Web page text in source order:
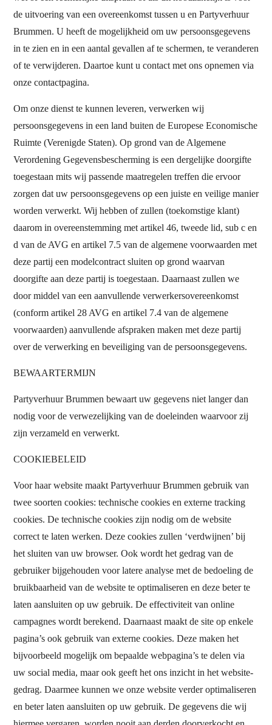
de uitvoering van een overeenkomst tussen u en Partyverhuur
Brummen. U heeft de mogelijkheid om uw persoonsgegevens
in te zien en in een aantal gevallen af te schermen, te veranderen
of te verwijderen. Daartoe kunt u contact met ons opnemen via
onze contactpagina.
Om onze dienst te kunnen leveren, verwerken wij
persoonsgegevens in een land buiten de Europese Economische
Ruimte (Verenigde Staten). Op grond van de Algemene
Verordening Gegevensbescherming is een dergelijke doorgifte
toegestaan mits wij passende maatregelen treffen die ervoor
zorgen dat uw persoonsgegevens op een juiste en veilige manier
worden verwerkt. Wij hebben of zullen (toekomstige klant)
daarom in overeenstemming met artikel 46, tweede lid, sub c en
d van de AVG en artikel 7.5 van de algemene voorwaarden met
deze partij een modelcontract sluiten op grond waarvan
doorgifte aan deze partij is toegestaan. Daarnaast zullen we
door middel van een aanvullende verwerkersovereenkomst
(conform artikel 28 AVG en artikel 7.4 van de algemene
voorwaarden) aanvullende afspraken maken met deze partij
over de verwerking en beveiliging van de persoonsgegevens.
BEWAARTERMIJN
Partyverhuur Brummen bewaart uw gegevens niet langer dan
nodig voor de verwezelijking van de doeleinden waarvoor zij
zijn verzameld en verwerkt.
COOKIEBELEID
Voor haar website maakt Partyverhuur Brummen gebruik van
twee soorten cookies: technische cookies en externe tracking
cookies. De technische cookies zijn nodig om de website
correct te laten werken. Deze cookies zullen ‘verdwijnen’ bij
het sluiten van uw browser. Ook wordt het gedrag van de
gebruiker bijgehouden voor latere analyse met de bedoeling de
bruikbaarheid van de website te optimaliseren en deze beter te
laten aansluiten op uw gebruik. De effectiviteit van online
campagnes wordt berekend. Daarnaast maakt de site op enkele
pagina’s ook gebruik van externe cookies. Deze maken het
bijvoorbeeld mogelijk om bepaalde webpagina’s te delen via
uw social media, maar ook geeft het ons inzicht in het website-
gedrag. Daarmee kunnen we onze website verder optimaliseren
en beter laten aansluiten op uw gebruik. De gegevens die wij